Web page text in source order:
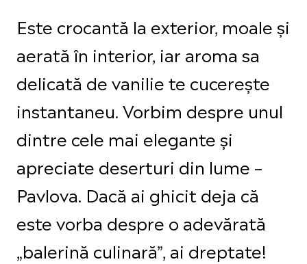
Este crocantă la exterior, moale și
aerată în interior, iar aroma sa
delicată de vanilie te cucerește
instantaneu. Vorbim despre unul
dintre cele mai elegante și
apreciate deserturi din lume –
Pavlova. Dacă ai ghicit deja că
este vorba despre o adevărată
„balerină culinară”, ai dreptate!